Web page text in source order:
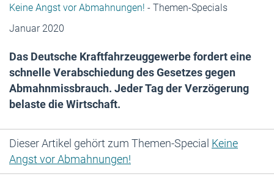
Keine Angst vor Abmahnungen! - Themen-Specials
Januar 2020
Das Deutsche Kraftfahrzeuggewerbe fordert eine
schnelle Verabschiedung des Gesetzes gegen
Abmahnmissbrauch. Jeder Tag der Verzögerung
belaste die Wirtschaft.
Dieser Artikel gehört zum Themen-Special Keine
Angst vor Abmahnungen!